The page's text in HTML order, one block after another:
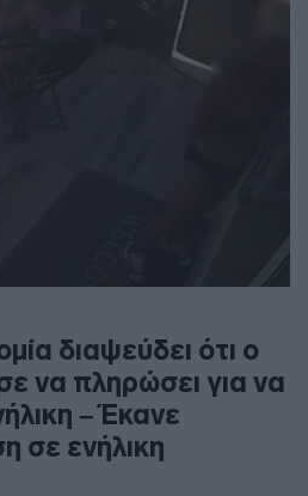
διαψεύδει ότι ο
να πληρώσει για να
– Έκανε
σε ενήλικη